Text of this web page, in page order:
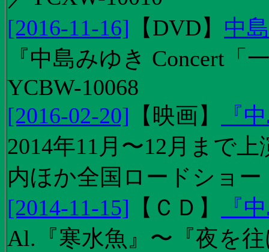
[2016-11-16] 【DVD】 中
『中島みゆき Concert
YCBW-10068
[2016-02-20] 【 映画】
『
2014年11月〜12月まで
内ほか全国ロードショー
[2014-11-15] 【 ＣＤ 】
『
Al.『寒水魚』〜『夜を